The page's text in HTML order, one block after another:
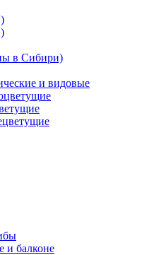
в Сибири)
и видовые
и балконе